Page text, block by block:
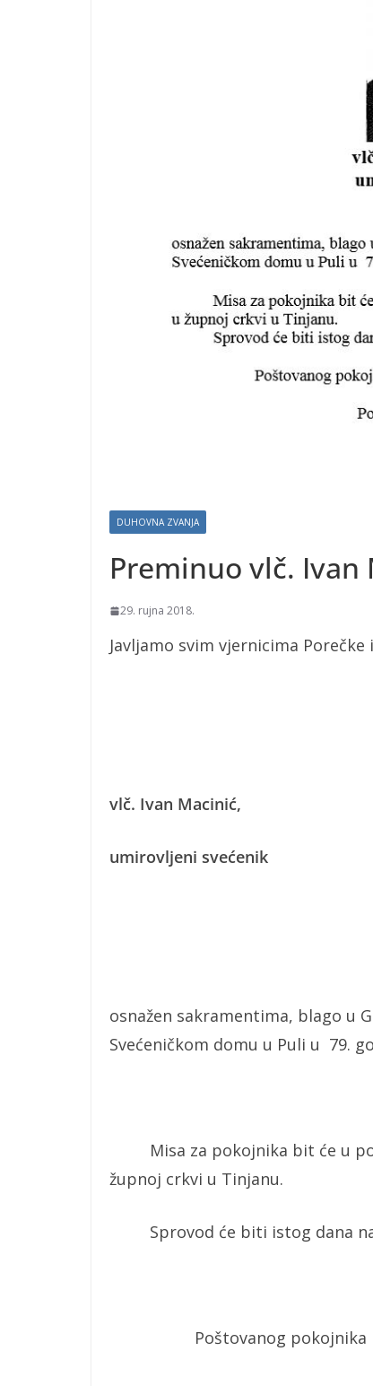
DUHOVNA ZVANJA
Preminuo vlč. Ivan
29. rujna 2018.
Javljamo svim vjernicima
vlč. Ivan Macinić,
umirovljeni svećenik
osnažen sakramentima, blago u
Svećeničkom domu u Puli u 79.
Misa za pokojnika bit će u
župnoj crkvi u Tinjanu.
Sprovod će biti istog dana na
Poštovanog pokojnika